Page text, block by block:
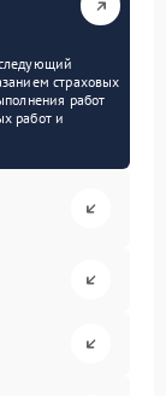
страховых
работ
работ и